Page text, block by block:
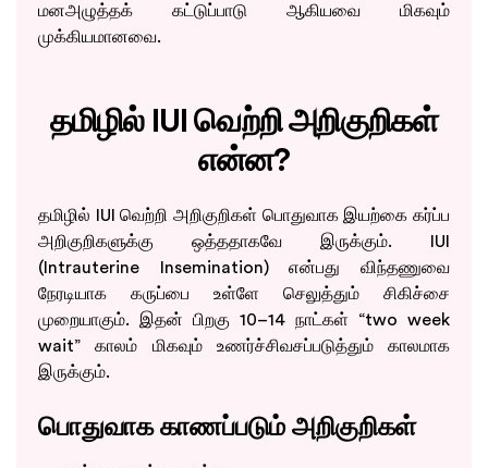
மனஅழுத்தக் கட்டுப்பாடு ஆகியவை மிகவும்
முக்கியமானவை.
தமிழில் IUI வெற்றி அறிகுறிகள்
என்ன?
தமிழில் IUI வெற்றி அறிகுறிகள் பொதுவாக இயற்கை கர்ப்ப
அறிகுறிகளுக்கு ஒத்ததாகவே இருக்கும். IUI
(Intrauterine Insemination) என்பது விந்தணுவை
நேரடியாக கருப்பை உள்ளே செலுத்தும் சிகிச்சை
முறையாகும். இதன் பிறகு 10–14 நாட்கள் “two week
wait” காலம் மிகவும் உணர்ச்சிவசப்படுத்தும் காலமாக
இருக்கும்.
பொதுவாக காணப்படும் அறிகுறிகள்